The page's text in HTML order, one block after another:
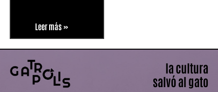
Leer más »
la cultura
salvó al gato